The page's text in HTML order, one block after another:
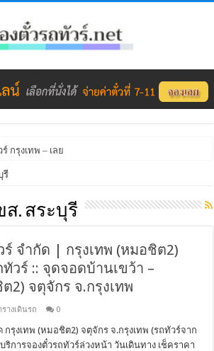
กรุงเทพ – เลย
รี
ส. สระบุรี
จำกัด | กรุงเทพ (หมอชิต2)
วร์ :: จุดจอดบ้านเขว้า –
2) จตุจักร จ.กรุงเทพ
รางเดินรถ 0
รุงเทพ (หมอชิต2) จตุจักร จ.กรุงเทพ (รถทัวร์จาก
ริการจองตั๋วรถทัวร์ล่วงหน้า วันเดินทาง เช็คราคา